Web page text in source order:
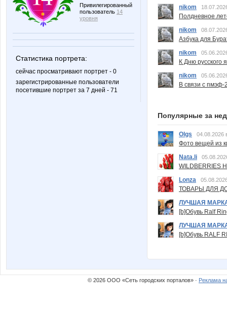
Привилегированный
пользователь 14
уровня
Статистика портрета:
сейчас просматривают портрет - 0
зарегистрированные пользователи
посетившие портрет за 7 дней - 71
nikom
Полдневное
nikom
Азбука для
nikom
К Дню русского
nikom
В связи с пмэф-
Популярные за
Olgs 04.08.2026
Фото вещей из
Nata.li
Lonza
ТОВАРЫ ДЛЯ
ЛУЧШАЯ
[b]Обувь Ralf
ЛУЧШАЯ
[b]Обувь RALF
© 2026 ООО «Сеть городских порталов» · Реклама